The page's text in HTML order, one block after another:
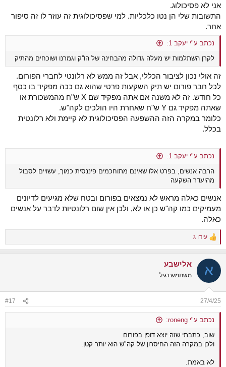
אני לא פסיכולוג.
התשובות שלי הן נטו כלכליות. למי שפסיכולוגית זה עוזר לו זה סיפור
אחר.
נכתב ע"י יעקב 1:
לקרן השתלמות יש מעלה גדולה מהבחינה של הו''ק וגמרנו ושוכחים מהתיק
זה אולי נכון לציבור הכללי, אבל זה ממש לא רלונטי לחברי הפורום.
לכל חבר פורום יש תיק השקעות פרטי שהוא גם ככה מפקיד בו כסף
כל חודש. זה לא משנה אם אתה מפקיד שם X ש"ח מהמשכורת או
שאתה מפקיד גם Y ש"ח שאחרת היו הולכים לקה"ש.
כלומר במקרה הזה ההשפעה הפסיכולוגית לא קיימת ולא רלונטית
בכלל.
נכתב ע"י יעקב 1:
הרבה אנשים, בפרט אלו שאינם מתוחכמים פיננסית כמוך, עשויים לסבול
מהיעדר השקעה
אנשים כאלה מראש לא נמצאים בפורום ובטח שלא מגיעים לדיונים
מעמיקים כמו קה"ש כן או לא, ולכן אין שום רלונטיות לדבר על אנשים
כאלה.
R
e
c
i
s
:
עידו ג
א אלישבע
משתמש רגיל
27/4/25
#17
נכתב ע"י roneng:
שוב, כתבתי שזה יוצא דופן בפורום.
ולכן במקרה הזה החיסרון של קה"ש הוא יותר קטן.
לא באמת.